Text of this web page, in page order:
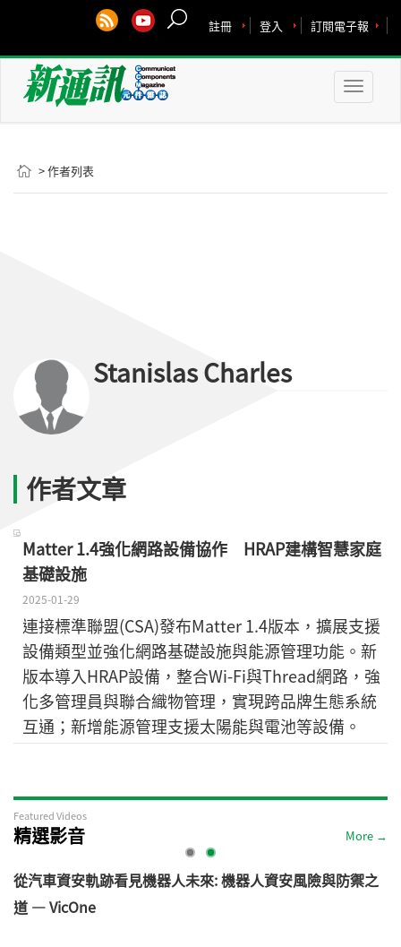
訂閱電子報
登入
註冊
Toggle
> 作者列表
Stanislas Charles
作者文章
Matter 1.4強化網路設備協作 HRAP建構智慧家庭
基礎設施
2025-01-29
連接標準聯盟(CSA)發布Matter 1.4版本，擴展支援
設備類型並強化網路基礎設施與能源管理功能。新
版本導入HRAP設備，整合Wi-Fi與Thread網路，強
化多管理員與聯合織物管理，實現跨品牌生態系統
互通；新增能源管理支援太陽能與電池等設備。
Featured Videos
精選影音 More →
從汽車資安軌跡看見機器人未來: 機器人資安風險與防禦之
道 — VicOne